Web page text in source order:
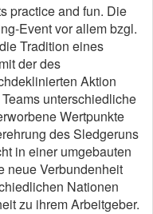
practice and fun. Die
Event vor allem bzgl.
Tradition eines
der des
Aktion
unterschiedliche
Wertpunkte
des Sledgeruns
in einer umgebauten
neue Verbundenheit
Nationen
zu ihrem Arbeitgeber.